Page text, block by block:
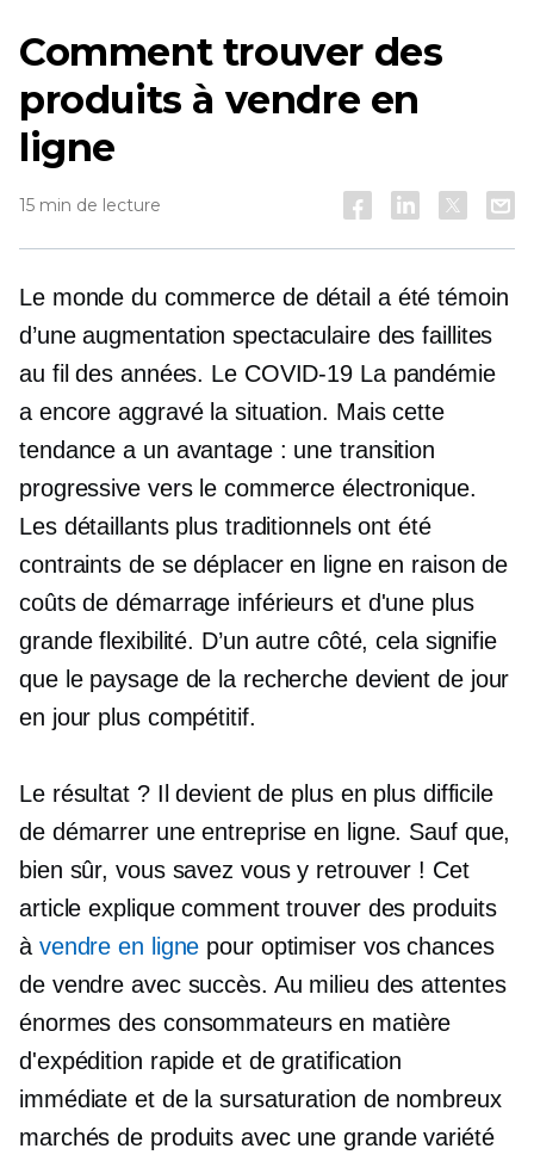
Comment trouver des
produits à vendre en
ligne
15 min de lecture
Le monde du commerce de détail a été témoin
d’une augmentation spectaculaire des faillites
au fil des années. Le COVID-19 La pandémie
a encore aggravé la situation. Mais cette
tendance a un avantage : une transition
progressive vers le commerce électronique.
Les détaillants plus traditionnels ont été
contraints de se déplacer en ligne en raison de
coûts de démarrage inférieurs et d'une plus
grande flexibilité. D’un autre côté, cela signifie
que le paysage de la recherche devient de jour
en jour plus compétitif.
Le résultat ? Il devient de plus en plus difficile
de démarrer une entreprise en ligne. Sauf que,
bien sûr, vous savez vous y retrouver ! Cet
article explique comment trouver des produits
à vendre en ligne pour optimiser vos chances
de vendre avec succès. Au milieu des attentes
énormes des consommateurs en matière
d'expédition rapide et de gratification
immédiate et de la sursaturation de nombreux
marchés de produits avec une grande variété